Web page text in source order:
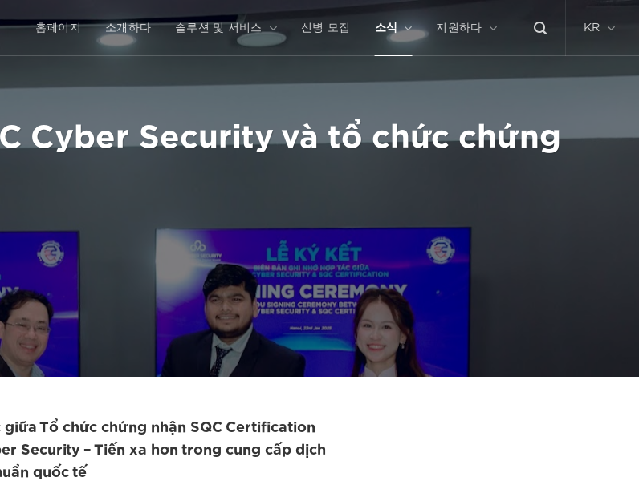
홈페이지 소개하다 솔루션 및 서비스 신병 모집 소식 지원하다 KR
Cyber Security và tổ chức chứng
giữa Tổ chức chứng nhận SQC Certification
Security – Tiến xa hơn trong cung cấp dịch
quốc tế